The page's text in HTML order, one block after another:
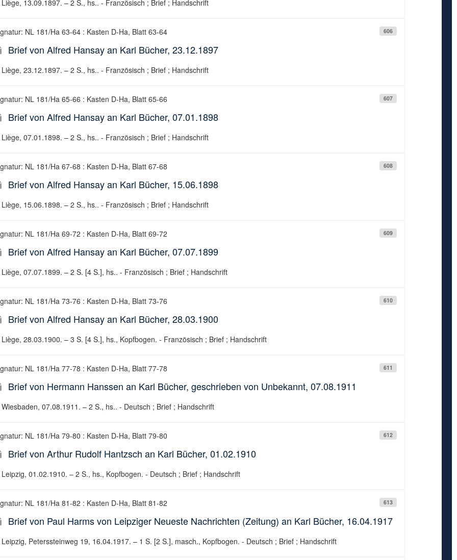
Liège, 13.09.1897. – 2 S., hs.. - Französisch ; Brief ; Handschrift
606
NL 181/Ha 63-64 : Kasten D-Ha, Blatt 63-64
Brief von Alfred Hansay an Karl Bücher, 23.12.1897
Liège, 23.12.1897. – 2 S., hs.. - Französisch ; Brief ; Handschrift
607
NL 181/Ha 65-66 : Kasten D-Ha, Blatt 65-66
Brief von Alfred Hansay an Karl Bücher, 07.01.1898
Liège, 07.01.1898. – 2 S., hs.. - Französisch ; Brief ; Handschrift
608
NL 181/Ha 67-68 : Kasten D-Ha, Blatt 67-68
Brief von Alfred Hansay an Karl Bücher, 15.06.1898
Liège, 15.06.1898. – 2 S., hs.. - Französisch ; Brief ; Handschrift
609
NL 181/Ha 69-72 : Kasten D-Ha, Blatt 69-72
Brief von Alfred Hansay an Karl Bücher, 07.07.1899
Liège, 07.07.1899. – 2 S. [4 S.], hs.. - Französisch ; Brief ; Handschrift
610
NL 181/Ha 73-76 : Kasten D-Ha, Blatt 73-76
Brief von Alfred Hansay an Karl Bücher, 28.03.1900
Liège, 28.03.1900. – 3 S. [4 S.], hs., Kopfbogen. - Französisch ; Brief ; Handschrift
611
NL 181/Ha 77-78 : Kasten D-Ha, Blatt 77-78
Brief von Hermann Hanssen an Karl Bücher, geschrieben von Unbekannt, 07.08.1911
Wiesbaden, 07.08.1911. – 2 S., hs.. - Deutsch ; Brief ; Handschrift
612
NL 181/Ha 79-80 : Kasten D-Ha, Blatt 79-80
Brief von Arthur Rudolf Hantzsch an Karl Bücher, 01.02.1910
Leipzig, 01.02.1910. – 2 S., hs., Kopfbogen. - Deutsch ; Brief ; Handschrift
613
NL 181/Ha 81-82 : Kasten D-Ha, Blatt 81-82
Brief von Paul Harms von Leipziger Neueste Nachrichten (Zeitung) an Karl Bücher, 16.04.1917
Leipzig, Peterssteinweg 19, 16.04.1917. – 1 S. [2 S.], masch., Kopfbogen. - Deutsch ; Brief ; Handschrift